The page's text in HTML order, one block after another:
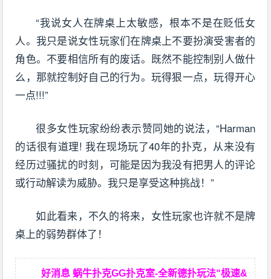
“我说女人在牌桌上太敏感，根本不是在贬低女
人。我只是说女性玩家们在牌桌上不要扮演受害者的
角色。不要相信所有的废话。既然不能控制别人做什
么，那就控制好自己的行为。玩得狠一点，玩得开心
一点!!!”
很多女性玩家纷纷表示赞同她的说法，“Harman
的话很有道理! 我在现场玩了40年的扑克，从来没有
经历过骚扰的时刻，可能是因为我没有把男人的评论
或行动解读为威胁。我只是享受这种挑战！”
如此看来，不久的将来，女性玩家也许就不是牌
桌上的弱势群体了！
好消息 蜗牛扑克GG扑克室-全新德扑玩法“极速&